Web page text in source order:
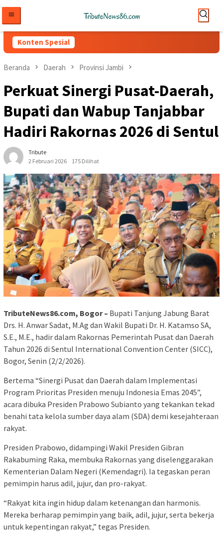
konten
Konten Spesial
Beranda Daerah Provinsi Jambi
Perkuat Sinergi Pusat-Daerah,
Bupati dan Wabup Tanjabbar
Hadiri Rakornas 2026 di Sentul
Tribute
2 Februari 2026
175 Dilihat
TributeNews86.com, Bogor – Bupati Tanjung Jabung Barat
Drs. H. Anwar Sadat, M.Ag dan Wakil Bupati Dr. H. Katamso SA,
S.E., M.E., hadir dalam Rakornas Pemerintah Pusat dan Daerah
Tahun 2026 di Sentul International Convention Center (SICC),
Bogor, Senin (2/2/2026).
Bertema “Sinergi Pusat dan Daerah dalam Implementasi
Program Prioritas Presiden menuju Indonesia Emas 2045”,
acara dibuka Presiden Prabowo Subianto yang tekankan tekad
benahi tata kelola sumber daya alam (SDA) demi kesejahteraan
rakyat.
Presiden Prabowo, didampingi Wakil Presiden Gibran
Rakabuming Raka, membuka Rakornas yang diselenggarakan
Kementerian Dalam Negeri (Kemendagri). Ia tegaskan peran
pemimpin harus adil, jujur, dan pro-rakyat.
“Rakyat kita ingin hidup dalam ketenangan dan harmonis.
Mereka berharap pemimpin yang baik, adil, jujur, serta bekerja
untuk kepentingan rakyat,” tegas Presiden.